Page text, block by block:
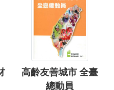
高齡友善城市 全臺
總動員